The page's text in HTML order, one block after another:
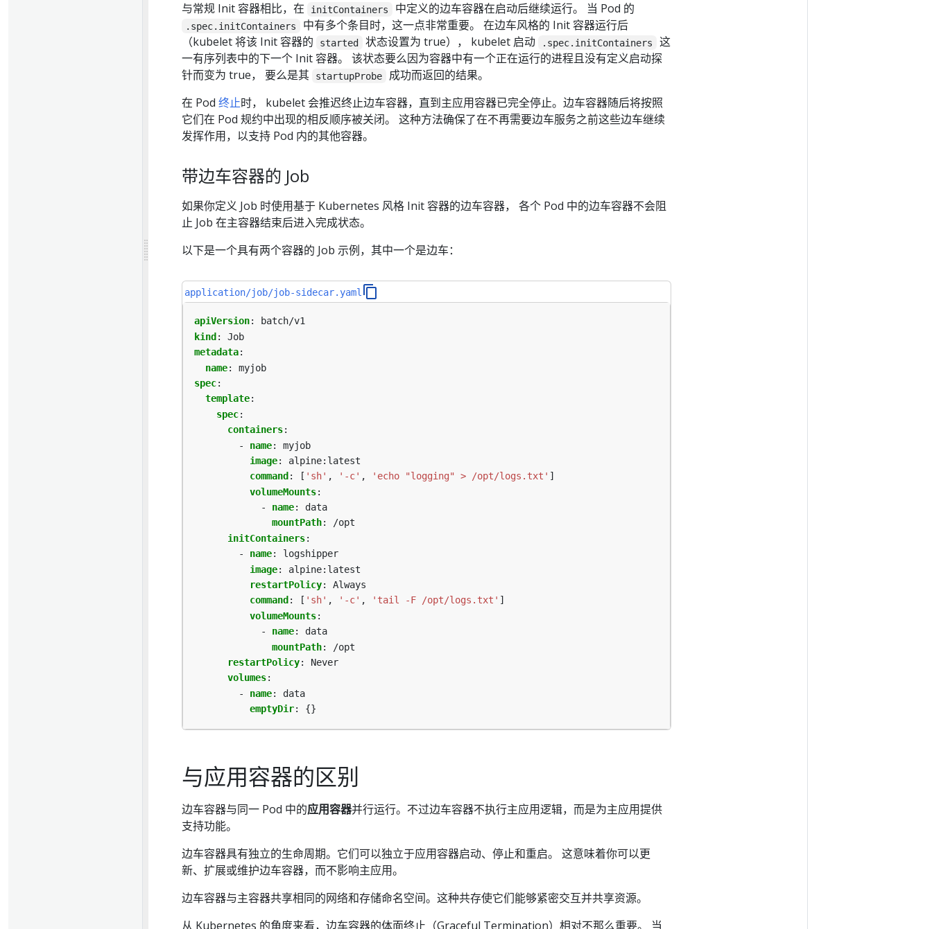
与常规 Init 容器相比，在
initContainers 中定义的边车容器在启动后继续运行。 当 Pod 的
.spec.initContainers
中有多个条目时，这一点非常重要。 在边车风格的 Init 容器运行后
（kubelet 将该 Init 容器的
started 状态设置为 true）， kubelet 启动 .spec.initContainers
这
一有序列表中的下一个 Init 容器。 该状态要么因为容器中有一个正在运行的进程且没有定义启动探
针而变为 true， 要么是其
startupProbe
成功而返回的结果。
在 Pod 终止时， kubelet 会推迟终止边车容器，直到主应用容器已完全停止。边车容器随后将按照
它们在 Pod 规约中出现的相反顺序被关闭。 这种方法确保了在不再需要边车服务之前这些边车继续
发挥作用，以支持 Pod 内的其他容器。
带边车容器的 Job
如果你定义 Job 时使用基于 Kubernetes 风格 Init 容器的边车容器， 各个 Pod 中的边车容器不会阻
止 Job 在主容器结束后进入完成状态。
以下是一个具有两个容器的 Job 示例，其中一个是边车：
application/job/job-sidecar.yaml
apiVersion:
batch/v1
kind :
Job
metadata:
name:
myjob
spec:
template:
spec:
containers:
- name:
myjob
image:
alpine:latest
command : [ 'sh' , '-c' , 'echo "logging" > /opt/logs.txt' ]
volumeMounts:
- name:
data
mountPath:
/opt
initContainers:
- name:
logshipper
image:
alpine:latest
restartPolicy:
Always
command : [ 'sh' , '-c' , 'tail -F /opt/logs.txt' ]
volumeMounts:
- name:
data
mountPath:
/opt
restartPolicy:
Never
volumes:
- name:
data
emptyDir: {}
与应用容器的区别
边车容器与同一 Pod 中的应用容器并行运行。不过边车容器不执行主应用逻辑，而是为主应用提供
支持功能。
边车容器具有独立的生命周期。它们可以独立于应用容器启动、停止和重启。 这意味着你可以更
新、扩展或维护边车容器，而不影响主应用。
边车容器与主容器共享相同的网络和存储命名空间。这种共存使它们能够紧密交互并共享资源。
从 Kubernetes 的角度来看，边车容器的体面终止（Graceful Termination）相对不那么重要。 当